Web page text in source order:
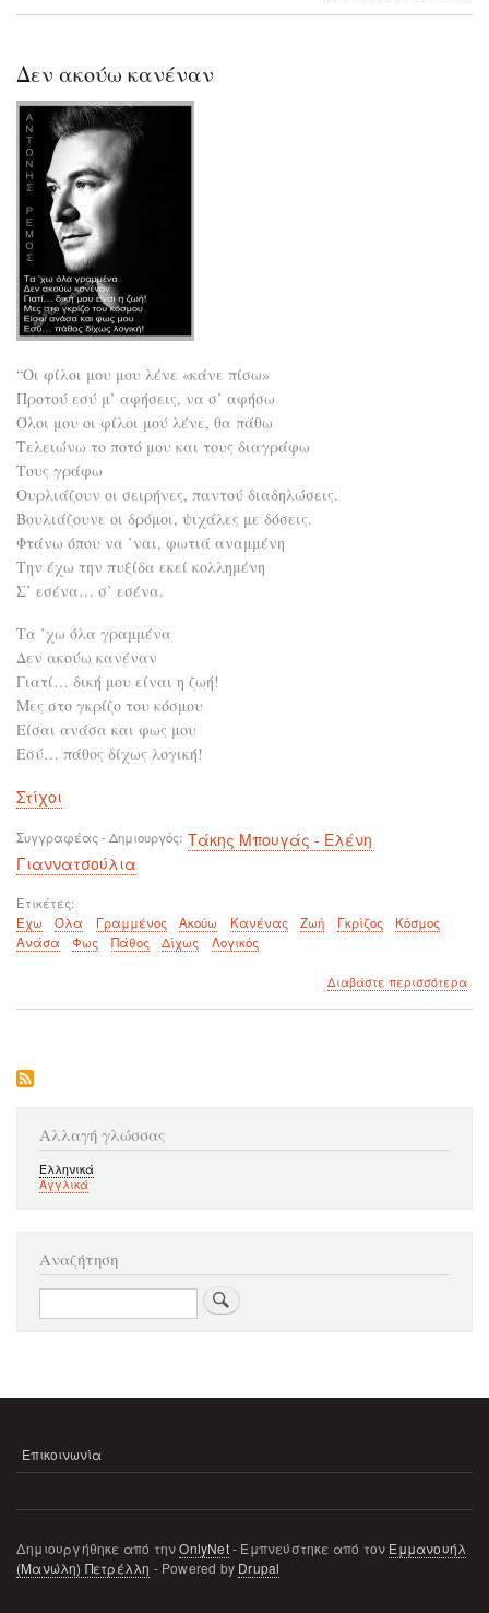
Δεν ακούω κανέναν
“Οι φίλοι μου μου λένε «κάνε πίσω»
Προτού εσύ μ’ αφήσεις, να σ’ αφήσω
Όλοι μου οι φίλοι μού λένε, θα πάθω
Τελειώνω το ποτό μου και τους διαγράφω
Τους γράφω
Ουρλιάζουν οι σειρήνες, παντού διαδηλώσεις.
Βουλιάζουνε οι δρόμοι, ψιχάλες με δόσεις.
Φτάνω όπου να ’ναι, φωτιά αναμμένη
Την έχω την πυξίδα εκεί κολλημένη
Σ’ εσένα… σ’ εσένα.
Τα ’χω όλα γραμμένα
Δεν ακούω κανέναν
Γιατί… δική μου είναι η ζωή!
Μες στο γκρίζο του κόσμου
Είσαι ανάσα και φως μου
Εσύ… πάθος δίχως λογική!
Στίχοι
Συγγραφέας - Δημιουργός Τάκης Μπουγάς - Ελένη
Γιαννατσούλια
Ετικέτες
Έχω
Όλα Γραμμένος Ακούω Κανένας Ζωή Γκρίζος
Κόσμος
Ανάσα
Φως Πάθος Δίχως Λογικός
Διαβάστε περισσότεραγια
Αλλαγή γλώσσας
Ελληνικά
Αγγλικά
Αναζήτηση
Αναζήτηση
ΜΕΝΟΎ
Επικοινωνία
Δημιουργήθηκε από τηνOnlyNet- Εμπνεύστηκε από τον Εμμανουήλ
(Μανώλη) Πετρέλλη - Powered by Drupal